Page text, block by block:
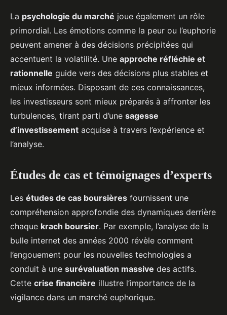
La psychologie du marché joue également un rôle
primordial. Les émotions comme la peur ou l’euphorie
peuvent amener à des décisions précipitées qui
accentuent la volatilité. Une approche réfléchie et
rationnelle guide vers des décisions plus stables et
mieux informées. Disposant de ces connaissances,
les investisseurs sont mieux préparés à affronter les
turbulences, tirant parti d’une sagesse
d’investissement acquise à travers l’expérience et
l’analyse.
Études de cas et témoignages d’experts
Les études de cas boursières fournissent une
compréhension approfondie des dynamiques derrière
chaque krach boursier. Par exemple, l’analyse de la
bulle internet des années 2000 révèle comment
l’engouement pour les nouvelles technologies a
conduit à une surévaluation massive des actifs.
Cette crise financière illustre l’importance de la
vigilance dans un marché euphorique.